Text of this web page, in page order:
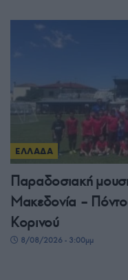
ΕΛΛΑΔΑ
Παραδοσιακή
Μακεδονία –
Κορινού
8/08/2026 - 3:00μμ